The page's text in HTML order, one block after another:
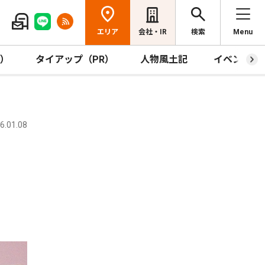
エリア 会社・IR 検索 Menu
タイアップ（PR） 人物風土記 イベント